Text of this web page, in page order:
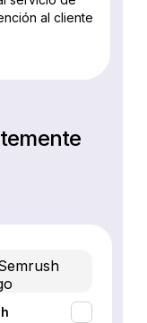
al cliente